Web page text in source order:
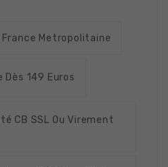
France Metropolitaine
Dès 149 Euros
CB SSL Ou Virement